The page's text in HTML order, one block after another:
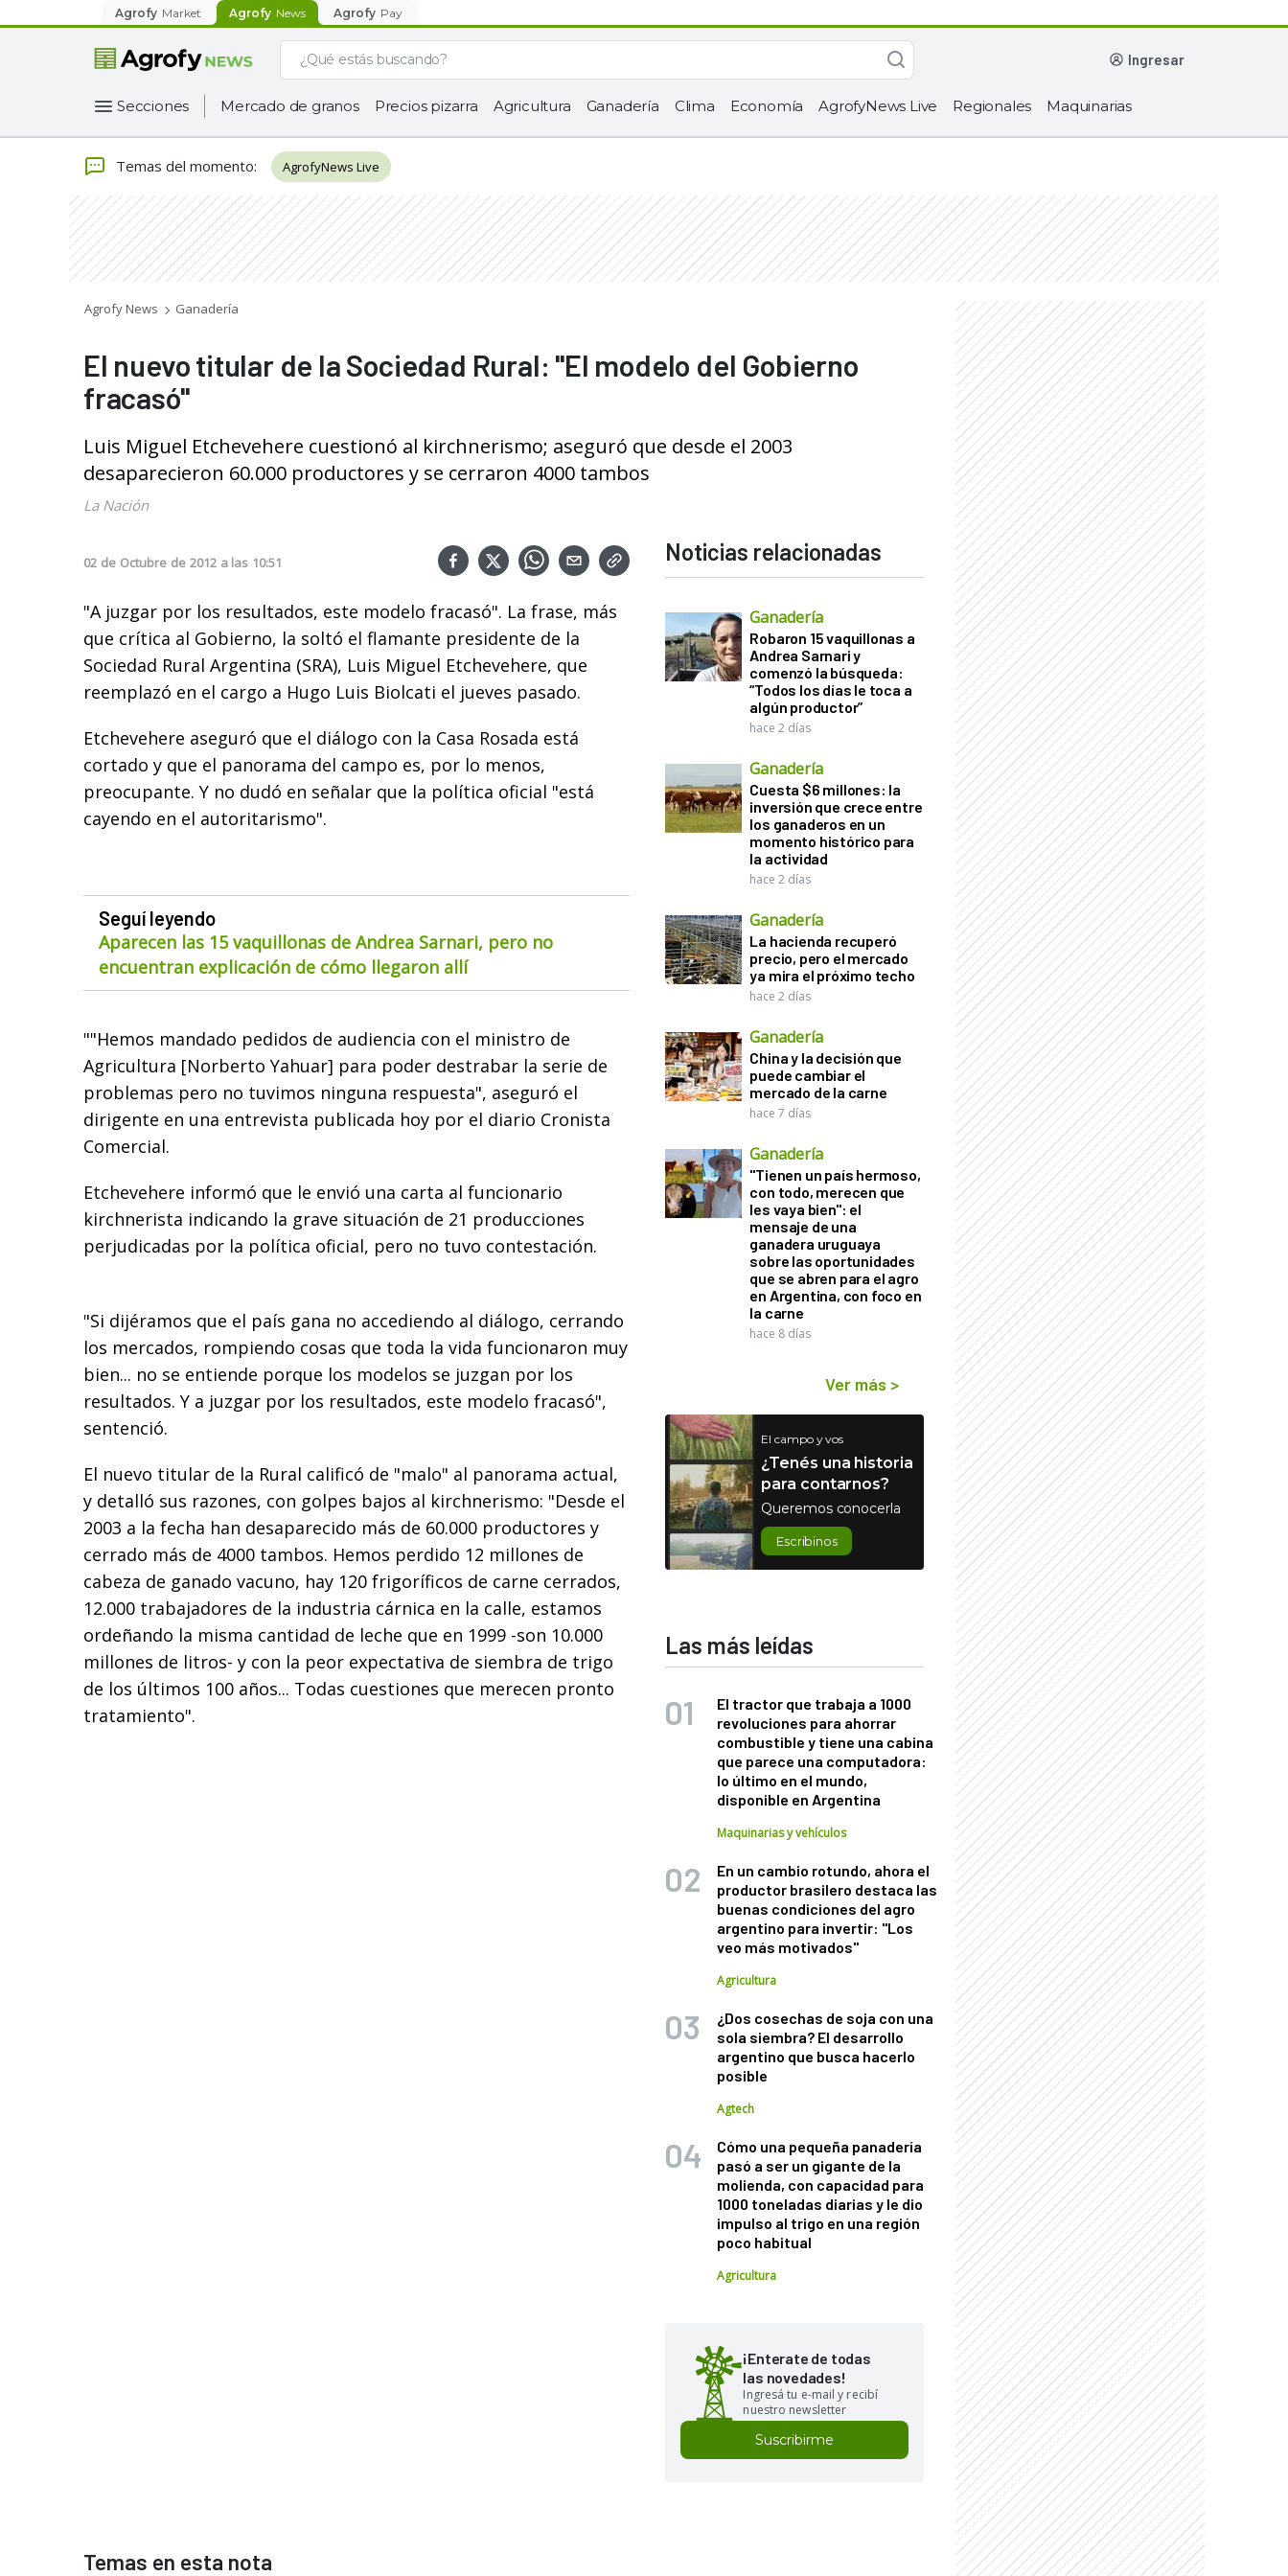
Agrofy Market Agrofy News Agrofy Pay
ingresar
Secciones Mercado de granos Precios pizarra Agricultura Ganadería Clima Economía AgrofyNews Live Regionales Maquinarias
Temas del momento: AgrofyNews Live
Agrofy News Ganadería
El nuevo titular de la Sociedad Rural: "El modelo del Gobierno
fracasó"
Luis Miguel Etchevehere cuestionó al kirchnerismo; aseguró que desde el 2003
desaparecieron 60.000 productores y se cerraron 4000 tambos
La Nación
02 de Octubre de 2012 a las 10:51
"A juzgar por los resultados, este modelo fracasó". La frase, más
que crítica al Gobierno, la soltó el flamante presidente de la
Sociedad Rural Argentina (SRA), Luis Miguel Etchevehere, que
reemplazó en el cargo a Hugo Luis Biolcati el jueves pasado.
Etchevehere aseguró que el diálogo con la Casa Rosada está
cortado y que el panorama del campo es, por lo menos,
preocupante. Y no dudó en señalar que la política oficial "está
cayendo en el autoritarismo".
Seguí leyendo
Aparecen las 15 vaquillonas de Andrea Sarnari, pero no
encuentran explicación de cómo llegaron allí
""Hemos mandado pedidos de audiencia con el ministro de
Agricultura [Norberto Yahuar] para poder destrabar la serie de
problemas pero no tuvimos ninguna respuesta", aseguró el
dirigente en una entrevista publicada hoy por el diario Cronista
Comercial.
Etchevehere informó que le envió una carta al funcionario
kirchnerista indicando la grave situación de 21 producciones
perjudicadas por la política oficial, pero no tuvo contestación.
"Si dijéramos que el país gana no accediendo al diálogo, cerrando
los mercados, rompiendo cosas que toda la vida funcionaron muy
bien... no se entiende porque los modelos se juzgan por los
resultados. Y a juzgar por los resultados, este modelo fracasó",
sentenció.
El nuevo titular de la Rural calificó de "malo" al panorama actual,
y detalló sus razones, con golpes bajos al kirchnerismo: "Desde el
2003 a la fecha han desaparecido más de 60.000 productores y
cerrado más de 4000 tambos. Hemos perdido 12 millones de
cabeza de ganado vacuno, hay 120 frigoríficos de carne cerrados,
12.000 trabajadores de la industria cárnica en la calle, estamos
ordeñando la misma cantidad de leche que en 1999 -son 10.000
millones de litros- y con la peor expectativa de siembra de trigo
de los últimos 100 años... Todas cuestiones que merecen pronto
tratamiento".
Noticias relacionadas
Ganadería
Robaron 15 vaquillonas a
Andrea Sarnari y
comenzó la búsqueda:
“Todos los días le toca a
algún productor”
hace 2 días
Ganadería
Cuesta $6 millones: la
inversión que crece entre
los ganaderos en un
momento histórico para
la actividad
hace 2 días
Ganadería
La hacienda recuperó
precio, pero el mercado
ya mira el próximo techo
hace 2 días
Ganadería
China y la decisión que
puede cambiar el
mercado de la carne
hace 7 días
Ganadería
"Tienen un país hermoso,
con todo, merecen que
les vaya bien": el
mensaje de una
ganadera uruguaya
sobre las oportunidades
que se abren para el agro
en Argentina, con foco en
la carne
hace 8 días
Ver más >
El campo y vos
¿Tenés una historia
para contarnos?
Queremos conocerla
Escribinos
Las más leídas
El tractor que trabaja a 1000
revoluciones para ahorrar
combustible y tiene una cabina
que parece una computadora:
lo último en el mundo,
disponible en Argentina
Maquinarias y vehículos
En un cambio rotundo, ahora el
productor brasilero destaca las
buenas condiciones del agro
argentino para invertir: "Los
veo más motivados"
Agricultura
¿Dos cosechas de soja con una
sola siembra? El desarrollo
argentino que busca hacerlo
posible
Agtech
Cómo una pequeña panadería
pasó a ser un gigante de la
molienda, con capacidad para
1000 toneladas diarias y le dio
impulso al trigo en una región
poco habitual
Agricultura
¡Enterate de todas
las novedades!
Ingresá tu e-mail y recibí
nuestro newsletter
Suscribirme
Temas en esta nota